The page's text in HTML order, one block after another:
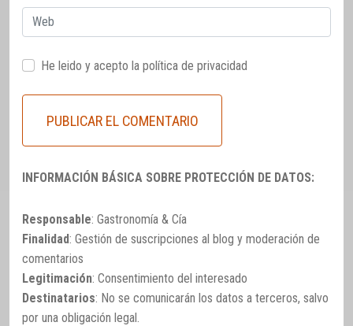
Web
He leido y acepto la política de privacidad
INFORMACIÓN BÁSICA SOBRE PROTECCIÓN DE DATOS:
Responsable: Gastronomía & Cía
Finalidad: Gestión de suscripciones al blog y moderación de
comentarios
Legitimación: Consentimiento del interesado
Destinatarios: No se comunicarán los datos a terceros, salvo
por una obligación legal.